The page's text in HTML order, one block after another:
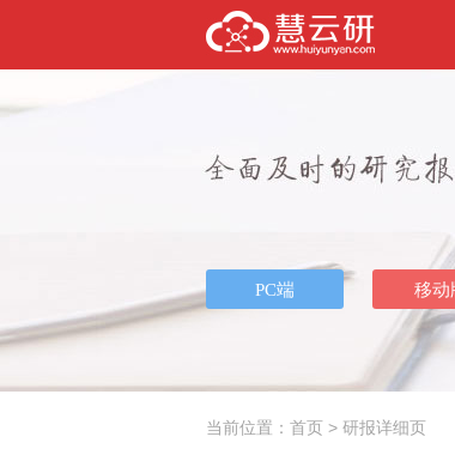
当前位置： 首页 > 研报详细页